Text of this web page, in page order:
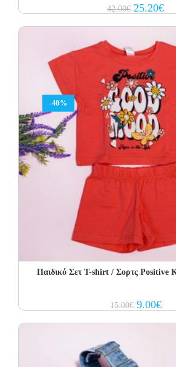
42.00€ Original
price
25.20€
-40%
Παιδικό Σετ Τ-shirt / Σορτς Positive
15.00€ Original
price
9.00€